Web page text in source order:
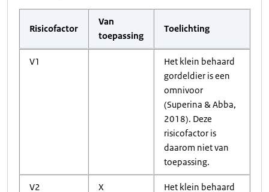
Risicofactor
Van
toepassing
Toelichting
V1
Het klein behaard
gordeldier is een
omnivoor
(Superina & Abba,
2018). Deze
risicofactor is
daarom niet van
toepassing.
V2 X Het klein behaard